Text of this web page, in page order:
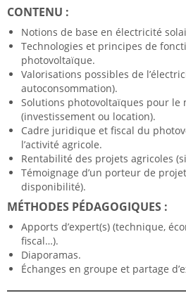
CONTENU :
Notions de base en électricité
Technologies et principes de
photovoltaïque.
Valorisations possibles de
autoconsommation).
Solutions photovoltaïques pour le
(investissement ou location).
Cadre juridique et fiscal du
l’activité agricole.
Rentabilité des projets agricoles
Témoignage d’un porteur de
disponibilité).
MÉTHODES PÉDAGOGIQUES :
Apports d’expert(s) (technique,
fiscal…).
Diaporamas.
Échanges en groupe et partage